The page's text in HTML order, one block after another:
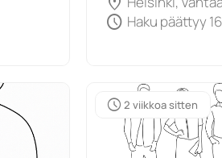
schedule Haku päättyy
schedule 2 viikkoa sitten